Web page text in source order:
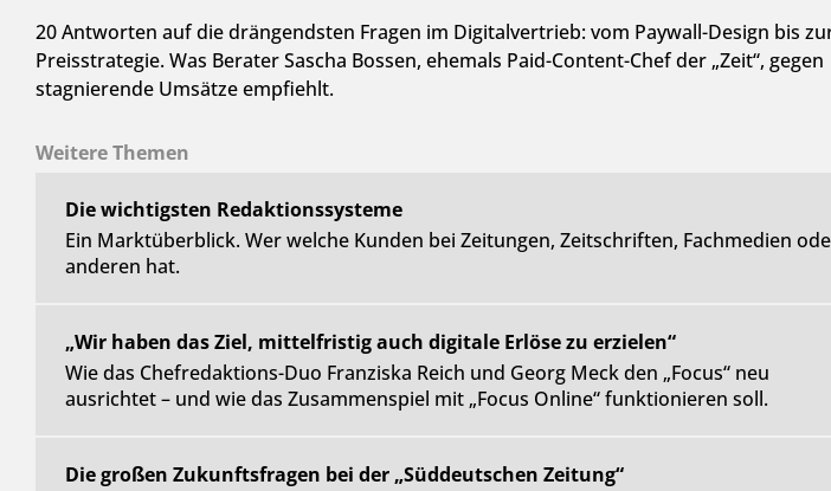
20 Antworten auf die drängendsten Fragen im Digitalvertrieb: vom Paywall-Design bis
Preisstrategie. Was Berater Sascha Bossen, ehemals Paid-Content-Chef der „Zeit“, gegen
stagnierende Umsätze empfiehlt.
Weitere Themen
Die wichtigsten Redaktionssysteme
Ein Marktüberblick. Wer welche Kunden bei Zeitungen, Zeitschriften, Fachmedien
anderen hat.
„Wir haben das Ziel, mittelfristig auch digitale Erlöse zu erzielen“
Wie das Chefredaktions-Duo Franziska Reich und Georg Meck den „Focus“ neu
ausrichtet – und wie das Zusammenspiel mit „Focus Online“ funktionieren soll.
Die großen Zukunftsfragen bei der „Süddeutschen Zeitung“